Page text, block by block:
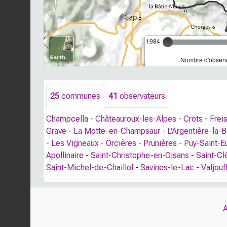
1984
Nombre
25 communes 41 observateurs
Champcella - Châteauroux-les-Alpes - Crots -
Grave - La Motte-en-Champsaur - L'Argentière-la-
- Les Vigneaux - Orcières - Prunières - Puy-Saint-
Apollinaire - Saint-Christophe-en-Oisans - Saint-
Saint-Michel-de-Chaillol - Savines-le-Lac -